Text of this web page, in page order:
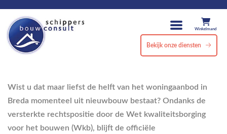
Winkelmand
Bekijk onze diensten
Wist u dat maar liefst de helft van het woningaanbod in
Breda momenteel uit nieuwbouw bestaat? Ondanks de
versterkte rechtspositie door de Wet kwaliteitsborging
voor het bouwen (Wkb), blijft de officiële